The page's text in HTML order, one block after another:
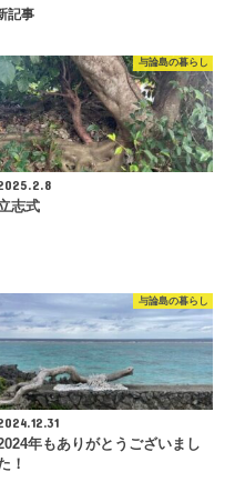
記事
与論島の暮らし
志式
与論島の暮らし
年もありがとうございまし
！